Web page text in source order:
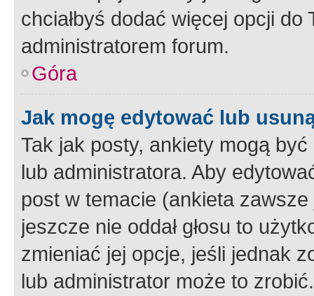
chciałbyś dodać więcej opcji
administratorem forum.
Góra
Jak mogę edytować lub
Tak jak posty, ankiety mogą
lub administratora. Aby
post w temacie (ankieta
jeszcze nie oddał głosu to
zmieniać jej opcje, jeśli jednak
lub administrator może to